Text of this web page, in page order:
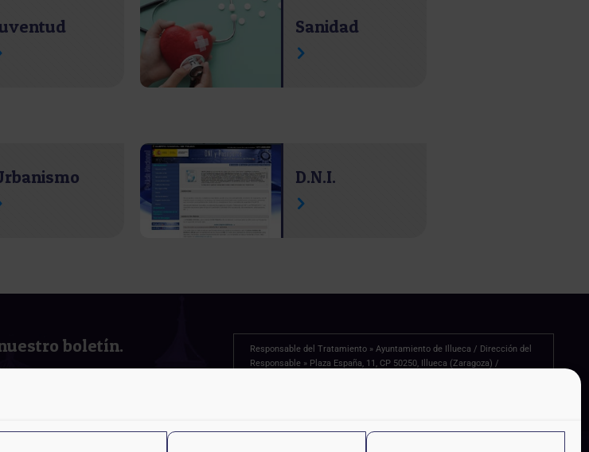
Sanidad
D.N.I.
boletín.
Responsable del Tratamiento » Ayuntamiento de Illueca / Dirección del
Responsable » Plaza España, 11, CP 50250, Illueca (Zaragoza) /
al efecto / Legitimación » Únicamente trataremos sus datos con su